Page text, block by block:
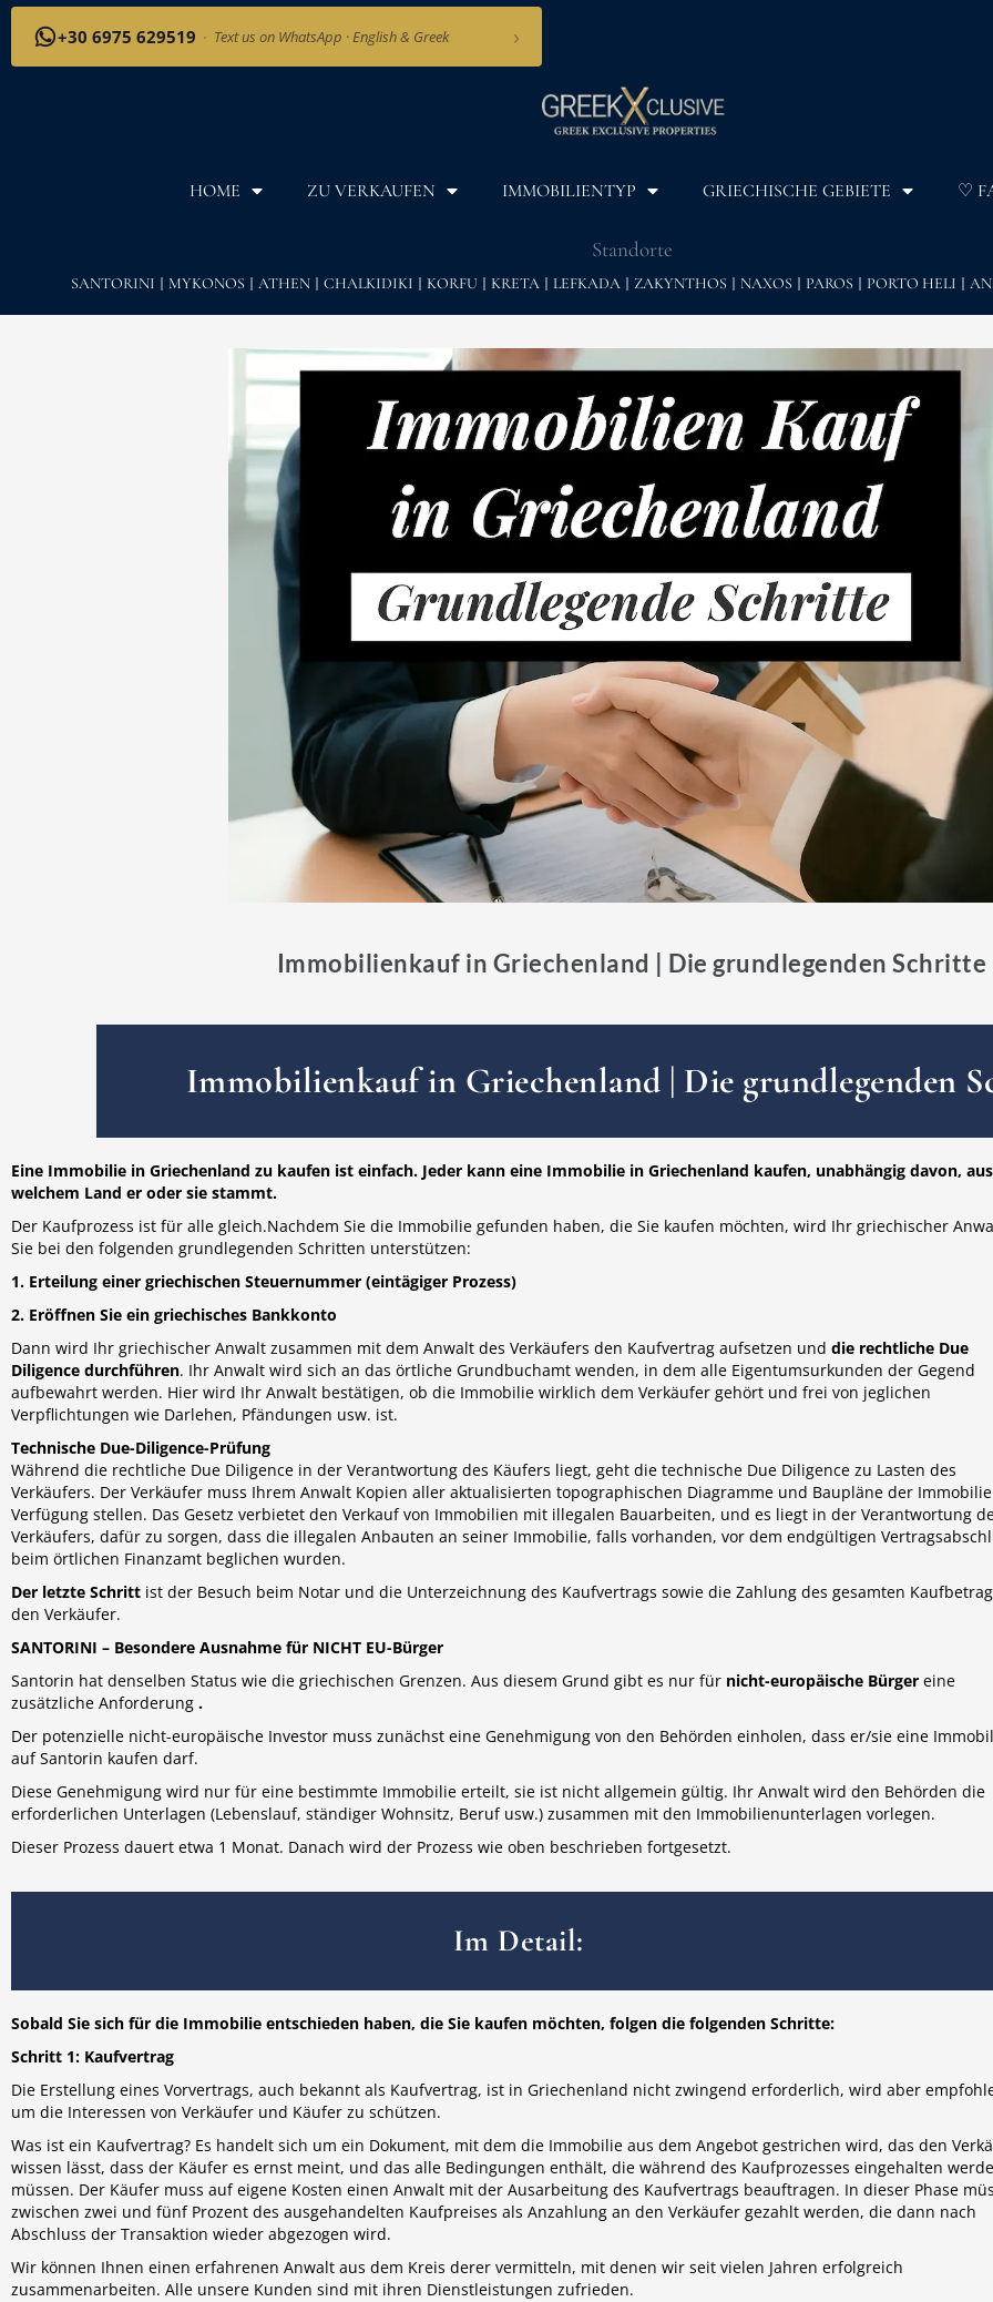
+30 6975 629519 · Text us on WhatsApp · English & Greek ›
HOME ZU VERKAUFEN IMMOBILIENTYP GRIECHISCHE GEBIETE ♡
Standorte
SANTORINI MYKONOS ATHEN CHALKIDIKI KORFU KRETA LEFKADA ZAKYNTHOS NAXOS PAROS PORTO HELI
Immobilienkauf in Griechenland | Die grundlegenden Schritte
Immobilienkauf in Griechenland | Die grundlegenden
Eine Immobilie in Griechenland zu kaufen ist einfach. Jeder kann eine Immobilie in Griechenland kaufen, unabhängig davon, aus
welchem Land er oder sie stammt.
Der Kaufprozess ist für alle gleich.Nachdem Sie die Immobilie gefunden haben, die Sie kaufen möchten, wird Ihr griechischer
Sie bei den folgenden grundlegenden Schritten unterstützen:
1. Erteilung einer griechischen Steuernummer (eintägiger Prozess)
2. Eröffnen Sie ein griechisches Bankkonto
Dann wird Ihr griechischer Anwalt zusammen mit dem Anwalt des Verkäufers den Kaufvertrag aufsetzen und die rechtliche Due
Diligence durchführen. Ihr Anwalt wird sich an das örtliche Grundbuchamt wenden, in dem alle Eigentumsurkunden der Gegend
aufbewahrt werden. Hier wird Ihr Anwalt bestätigen, ob die Immobilie wirklich dem Verkäufer gehört und frei von jeglichen
Verpflichtungen wie Darlehen, Pfändungen usw. ist.
Technische Due-Diligence-Prüfung
Während die rechtliche Due Diligence in der Verantwortung des Käufers liegt, geht die technische Due Diligence zu Lasten des
Verkäufers. Der Verkäufer muss Ihrem Anwalt Kopien aller aktualisierten topographischen Diagramme und Baupläne der
Verfügung stellen. Das Gesetz verbietet den Verkauf von Immobilien mit illegalen Bauarbeiten, und es liegt in der Verantwortung
Verkäufers, dafür zu sorgen, dass die illegalen Anbauten an seiner Immobilie, falls vorhanden, vor dem endgültigen
beim örtlichen Finanzamt beglichen wurden.
Der letzte Schritt ist der Besuch beim Notar und die Unterzeichnung des Kaufvertrags sowie die Zahlung des gesamten
den Verkäufer.
SANTORINI – Besondere Ausnahme für NICHT EU-Bürger
Santorin hat denselben Status wie die griechischen Grenzen. Aus diesem Grund gibt es nur für nicht-europäische Bürger eine
zusätzliche Anforderung .
Der potenzielle nicht-europäische Investor muss zunächst eine Genehmigung von den Behörden einholen, dass er/sie eine
auf Santorin kaufen darf.
Diese Genehmigung wird nur für eine bestimmte Immobilie erteilt, sie ist nicht allgemein gültig. Ihr Anwalt wird den Behörden die
erforderlichen Unterlagen (Lebenslauf, ständiger Wohnsitz, Beruf usw.) zusammen mit den Immobilienunterlagen vorlegen.
Dieser Prozess dauert etwa 1 Monat. Danach wird der Prozess wie oben beschrieben fortgesetzt.
Im Detail:​
Sobald Sie sich für die Immobilie entschieden haben, die Sie kaufen möchten, folgen die folgenden Schritte:
Schritt 1: Kaufvertrag
Die Erstellung eines Vorvertrags, auch bekannt als Kaufvertrag, ist in Griechenland nicht zwingend erforderlich, wird aber
um die Interessen von Verkäufer und Käufer zu schützen.
Was ist ein Kaufvertrag? Es handelt sich um ein Dokument, mit dem die Immobilie aus dem Angebot gestrichen wird, das den
wissen lässt, dass der Käufer es ernst meint, und das alle Bedingungen enthält, die während des Kaufprozesses eingehalten
müssen. Der Käufer muss auf eigene Kosten einen Anwalt mit der Ausarbeitung des Kaufvertrags beauftragen. In dieser Phase
zwischen zwei und fünf Prozent des ausgehandelten Kaufpreises als Anzahlung an den Verkäufer gezahlt werden, die dann nach
Abschluss der Transaktion wieder abgezogen wird.
Wir können Ihnen einen erfahrenen Anwalt aus dem Kreis derer vermitteln, mit denen wir seit vielen Jahren erfolgreich
zusammenarbeiten. Alle unsere Kunden sind mit ihren Dienstleistungen zufrieden.